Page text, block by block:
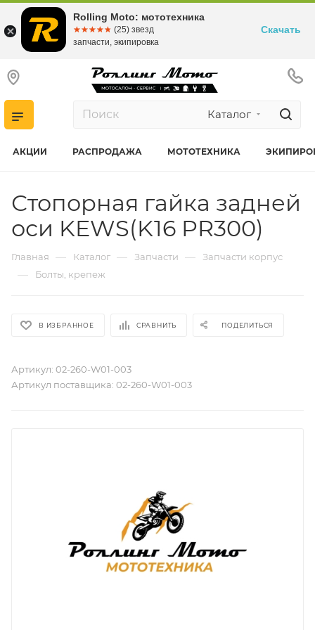
Каталог
АКЦИИ РАСПРОДАЖА МОТОТЕХНИКА
Стопорная гайка задней
оси KEWS(K16 PR300)
Главная — Каталог — Запчасти — Запчасти корпус
— Болты, крепеж
В ИЗБРАННОЕ СРАВНИТЬ ПОДЕЛИТЬСЯ
Артикул: 02-260-W01-003
Артикул поставщика: 02-260-W01-003
Rolling Moto: мототехника
☆☆☆☆☆
★★★★★ (25) звезд
запчасти, экипировка
Скачать